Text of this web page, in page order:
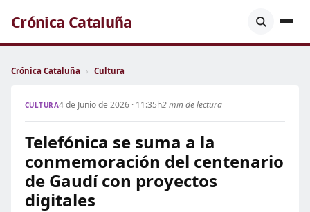
Crónica Cataluña
Crónica Cataluña › Cultura
CULTURA4 de Junio de 2026 · 11:35h2 min de lectura
Telefónica se suma a la
conmemoración del centenario
de Gaudí con proyectos
digitales